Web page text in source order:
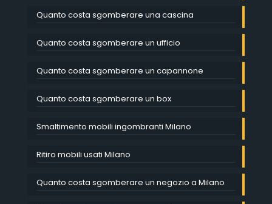
Quanto costa sgomberare una cascina
Quanto costa sgomberare un ufficio
Quanto costa sgomberare un capannone
Quanto costa sgomberare un box
Smaltimento mobili ingombranti Milano
Ritiro mobili usati Milano
Quanto costa sgomberare un negozio a Milano